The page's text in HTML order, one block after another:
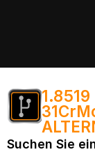
Suchen Sie